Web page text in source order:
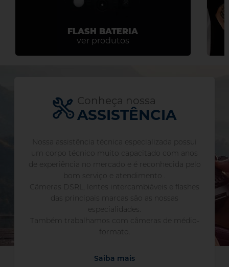
FLASH BATERIA
ver produtos
Conheça nossa
ASSISTÊNCIA
Nossa assistência técnica especializada possui
um corpo técnico muito capacitado com anos
de experiência no mercado e é reconhecida pelo
bom serviço e atendimento .
Câmeras DSRL, lentes intercambiáveis e flashes
das principais marcas são as nossas
especialidades.
Também trabalhamos com câmeras de médio-
formato.
Saiba mais